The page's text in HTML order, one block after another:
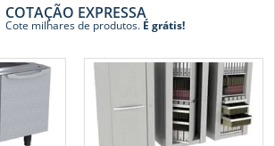
COTAÇÃO EXPRESSA
Cote milhares de produtos.É grátis!